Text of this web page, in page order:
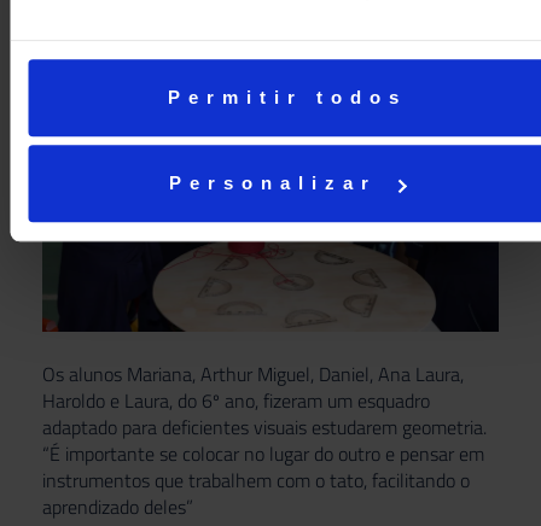
Permitir todos
Personalizar
Os alunos Mariana, Arthur Miguel, Daniel, Ana Laura,
Haroldo e Laura, do 6º ano, fizeram um esquadro
adaptado para deficientes visuais estudarem geometria.
“É importante se colocar no lugar do outro e pensar em
instrumentos que trabalhem com o tato, facilitando o
aprendizado deles”